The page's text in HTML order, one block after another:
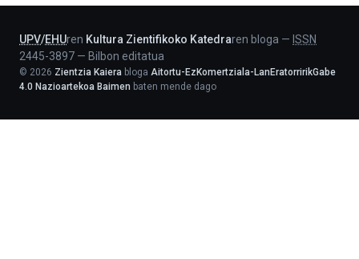
UPV/EHUren Kultura Zientifikoko Katedraren bloga — ISSN
2445-3897 — Bilbon editatua
© 2026 Zientzia Kaiera bloga Aitortu-EzKomertziala-LanEratorririkGabe
4.0 Nazioartekoa Baimen baten mende dago